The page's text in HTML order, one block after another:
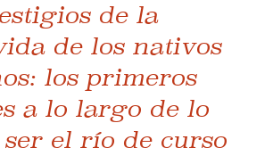
de la
de los nativos
los primeros
a lo largo de lo
el río de curso